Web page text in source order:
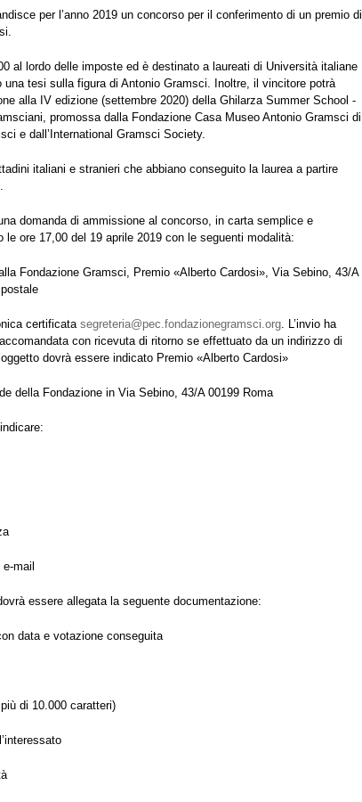
per l’anno 2019 un concorso per il conferimento di un premio di
al lordo delle imposte ed è destinato a laureati di Università italiane
tesi sulla figura di Antonio Gramsci. Inoltre, il vincitore potrà
alla IV edizione (settembre 2020) della Ghilarza Summer School -
promossa dalla Fondazione Casa Museo Antonio Gramsci di
e dall’International Gramsci Society.
italiani e stranieri che abbiano conseguito la laurea a partire
domanda di ammissione al concorso, in carta semplice e
le ore 17,00 del 19 aprile 2019 con le seguenti modalità:
Fondazione Gramsci, Premio «Alberto Cardosi», Via Sebino, 43/A
certificata segreteria@pec.fondazionegramsci.org . L’invio ha
con ricevuta di ritorno se effettuato da un indirizzo di
dovrà essere indicato Premio «Alberto Cardosi»
della Fondazione in Via Sebino, 43/A 00199 Roma
mail
essere allegata la seguente documentazione:
data e votazione conseguita
di 10.000 caratteri)